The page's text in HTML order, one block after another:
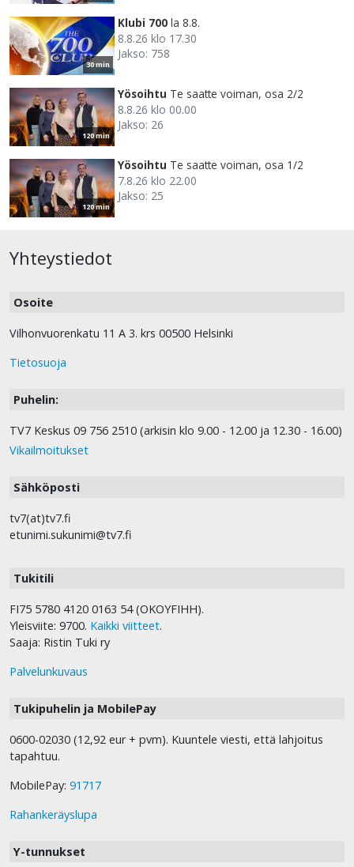
30 min
Klubi 700 la 8.8.
8.8.26 klo 17.30
Jakso: 758
120 min
Yösoihtu Te saatte voiman, osa 2/2
8.8.26 klo 00.00
Jakso: 26
120 min
Yösoihtu Te saatte voiman, osa 1/2
7.8.26 klo 22.00
Jakso: 25
Yhteystiedot
Osoite
Vilhonvuorenkatu 11 A 3. krs 00500 Helsinki
Tietosuoja
Puhelin:
TV7 Keskus 09 756 2510 (arkisin klo 9.00 - 12.00 ja 12.30 - 16.00)
Vikailmoitukset
Sähköposti
tv7(at)tv7.fi
etunimi.sukunimi@tv7.fi
Tukitili
FI75 5780 4120 0163 54 (OKOYFIHH).
Yleisviite: 9700. Kaikki viitteet.
Saaja: Ristin Tuki ry
Palvelunkuvaus
Tukipuhelin ja MobilePay
0600-02030 (12,92 eur + pvm). Kuuntele viesti, että lahjoitus
tapahtuu.
MobilePay: 91717
Rahankeräyslupa
Y-tunnukset